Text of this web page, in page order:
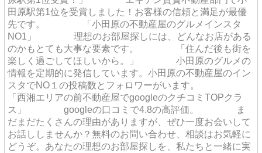
田原駅第1位を受賞しました！お客様の信頼と満足が最優
先です。 「小田原の不動産屋のグルメインスタ
NO1」 理想のお部屋探しには、どんなお店がある
のかもとても大事な要素です。 「住んだ後も街を
楽しく過ごしてほしいから。」 小田原のグルメの
情報を定期的に発信しています。小田原の不動産屋のイン
スタでNO１の投稿数とフォロワーがいます。
「西湘エリアの前不動産屋でgoogleのクチコミTOPクラ
ス」 googleの口コミで4.8の高評価。 ま
だまだたくさんの理由がありますが、ぜひ一度お会いして
お話ししませんか？無料のお問い合わせ、相談はお気軽に
どうぞ。あなたの理想のお部屋探しを、私たちと一緒に実